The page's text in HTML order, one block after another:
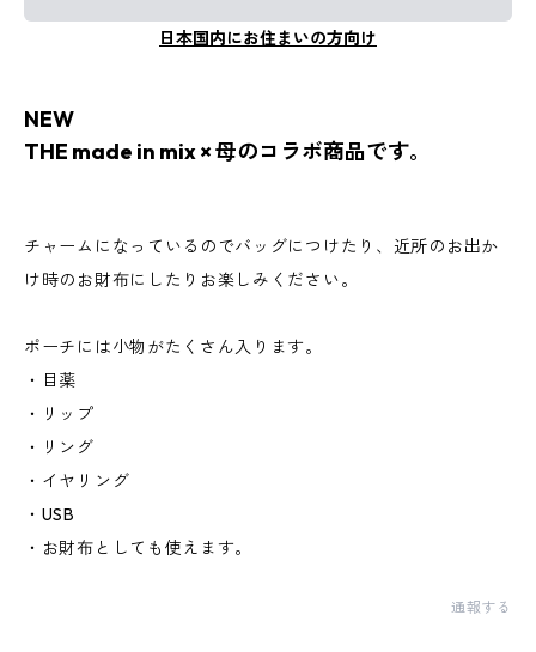
日本国内にお住まいの方向け
NEW
THE made in mix × 母のコラボ商品です。
チャームになっているのでバッグにつけたり、近所のお出か
け時のお財布にしたりお楽しみください。
ポーチには小物がたくさん入ります。
・目薬
・リップ
・リング
・イヤリング
・USB
・お財布としても使えます。
通報する